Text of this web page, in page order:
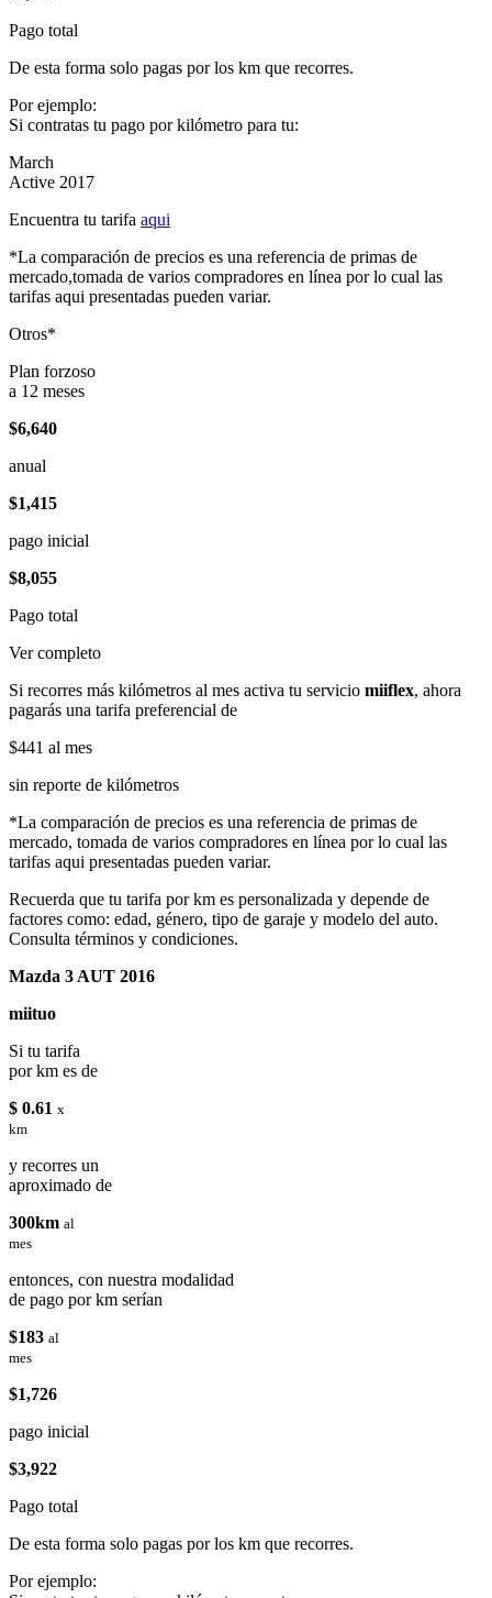
Pago total
De esta forma solo pagas por los km que recorres.
Por ejemplo:
Si contratas tu pago por kilómetro para tu:
March
Active 2017
Encuentra tu tarifa aqui
*La comparación de precios es una referencia de primas de
mercado,tomada de varios compradores en línea por lo cual las
tarifas aqui presentadas pueden variar.
Otros*
Plan forzoso
a 12 meses
$6,640
anual
$1,415
pago inicial
$8,055
Pago total
Ver completo
Si recorres más kilómetros al mes activa tu servicio miiflex, ahora
pagarás una tarifa preferencial de
$441 al mes
sin reporte de kilómetros
*La comparación de precios es una referencia de primas de
mercado, tomada de varios compradores en línea por lo cual las
tarifas aqui presentadas pueden variar.
Recuerda que tu tarifa por km es personalizada y depende de
factores como: edad, género, tipo de garaje y modelo del auto.
Consulta términos y condiciones.
Mazda 3 AUT 2016
miituo
Si tu tarifa
por km es de
$ 0.61 x
km
y recorres un
aproximado de
300km al
mes
entonces, con nuestra modalidad
de pago por km serían
$183 al
mes
$1,726
pago inicial
$3,922
Pago total
De esta forma solo pagas por los km que recorres.
Por ejemplo: